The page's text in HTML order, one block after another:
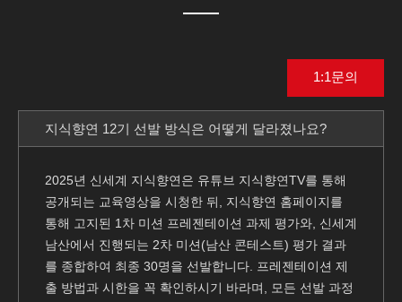
1:1문의
지식향연 12기 선발 방식은 어떻게 달라졌나요?
2025년 신세계 지식향연은 유튜브 지식향연TV를 통해
공개되는 교육영상을 시청한 뒤, 지식향연 홈페이지를
통해 고지된 1차 미션 프레젠테이션 과제 평가와, 신세계
남산에서 진행되는 2차 미션(남산 콘테스트) 평가 결과
를 종합하여 최종 30명을 선발합니다. 프레젠테이션 제
출 방법과 시한을 꼭 확인하시기 바라며, 모든 선발 과정